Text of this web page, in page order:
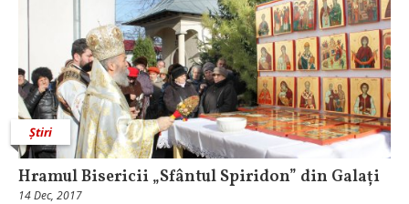
Știri
Hramul Bisericii „Sfântul Spiridon” din Galați
14 Dec, 2017